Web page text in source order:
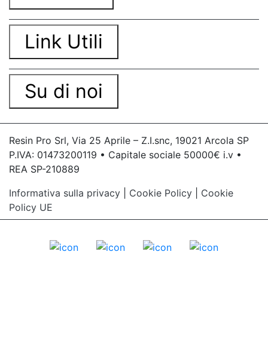
Link Utili
Su di noi
Resin Pro Srl, Via 25 Aprile – Z.I.snc, 19021 Arcola SP
P.IVA: 01473200119 • Capitale sociale 50000€ i.v •
REA SP-210889
Informativa sulla privacy
Cookie Policy
Cookie
Policy UE